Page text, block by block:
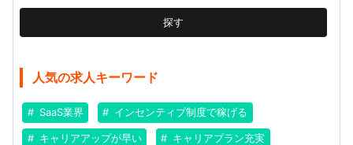
探す
人気の求人キーワード
SaaS業界 インセンティブ制度で稼げる
キャリアアップが早い キャリアプラン充実